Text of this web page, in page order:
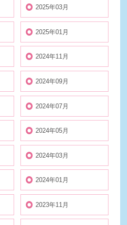
2025年03月
2025年01月
2024年11月
2024年09月
2024年07月
2024年05月
2024年03月
2024年01月
2023年11月